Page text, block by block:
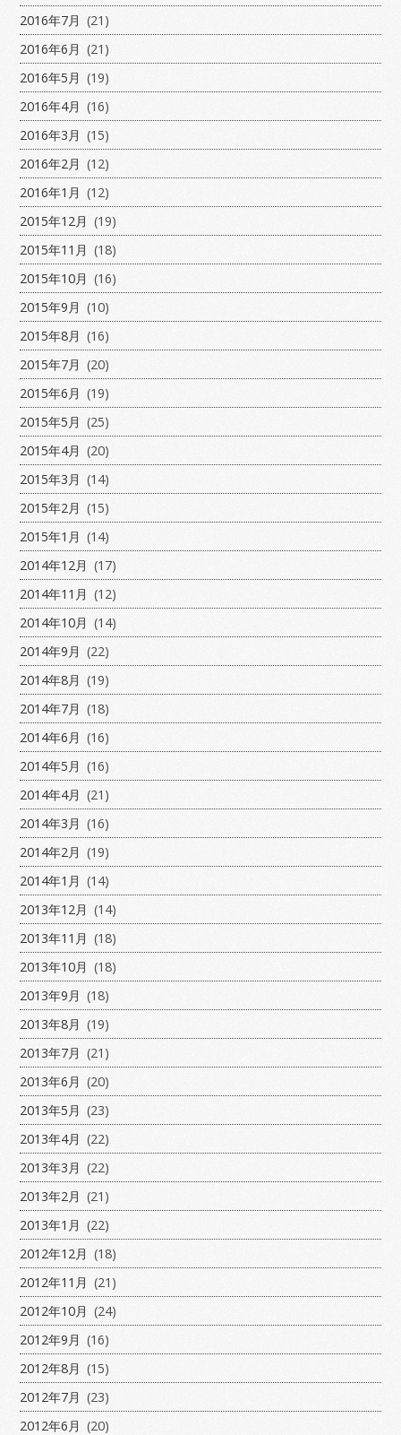
2016年7月 (21)
2016年6月 (21)
2016年5月 (19)
2016年4月 (16)
2016年3月 (15)
2016年2月 (12)
2016年1月 (12)
2015年12月 (19)
2015年11月 (18)
2015年10月 (16)
2015年9月 (10)
2015年8月 (16)
2015年7月 (20)
2015年6月 (19)
2015年5月 (25)
2015年4月 (20)
2015年3月 (14)
2015年2月 (15)
2015年1月 (14)
2014年12月 (17)
2014年11月 (12)
2014年10月 (14)
2014年9月 (22)
2014年8月 (19)
2014年7月 (18)
2014年6月 (16)
2014年5月 (16)
2014年4月 (21)
2014年3月 (16)
2014年2月 (19)
2014年1月 (14)
2013年12月 (14)
2013年11月 (18)
2013年10月 (18)
2013年9月 (18)
2013年8月 (19)
2013年7月 (21)
2013年6月 (20)
2013年5月 (23)
2013年4月 (22)
2013年3月 (22)
2013年2月 (21)
2013年1月 (22)
2012年12月 (18)
2012年11月 (21)
2012年10月 (24)
2012年9月 (16)
2012年8月 (15)
2012年7月 (23)
2012年6月 (20)